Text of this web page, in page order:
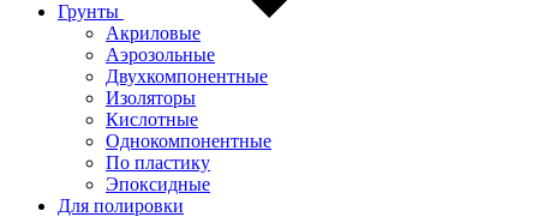
Грунты
Акриловые
Аэрозольные
Двухкомпонентные
Изоляторы
Кислотные
Однокомпонентные
По пластику
Эпоксидные
Для полировки